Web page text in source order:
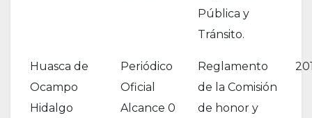
Pública y
Tránsito.
Huasca de
Ocampo
Hidalgo
Periódico
Oficial
Alcance 0
Reglamento
de la Comisión
de honor y